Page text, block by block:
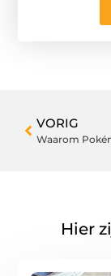
VORIG
Hier